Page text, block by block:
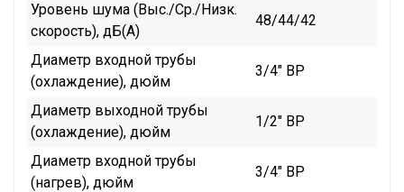
Уровень шума (Выс./Ср./Низк.
скорость), дБ(А)
48/44/42
Диаметр входной трубы
(охлаждение), дюйм
3/4" ВР
Диаметр выходной трубы
(охлаждение), дюйм
1/2" ВР
Диаметр входной трубы
(нагрев), дюйм
3/4" ВР